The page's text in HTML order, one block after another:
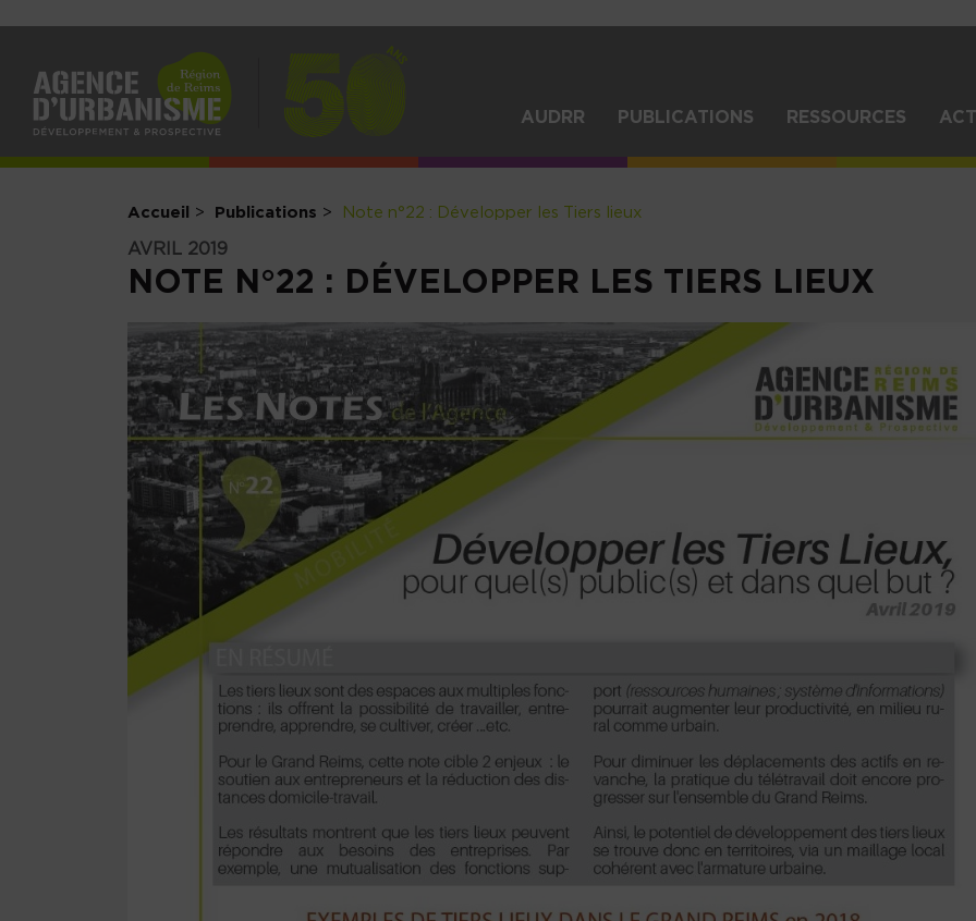
NAVIGATION
AUDRR PUBLICATIONS RESSOURCES
Accueil Publications Note n°22 : Développer les Tiers lieux
AVRIL 2019
NOTE N°22 : DÉVELOPPER LES TIERS LIEUX